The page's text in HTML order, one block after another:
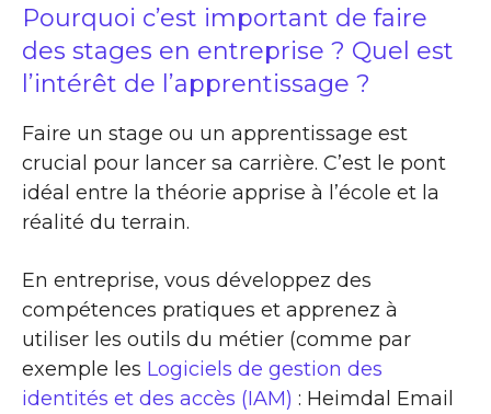
Pourquoi c’est important de faire
des stages en entreprise ? Quel est
l’intérêt de l’apprentissage ?
Faire un stage ou un apprentissage est
crucial pour lancer sa carrière. C’est le pont
idéal entre la théorie apprise à l’école et la
réalité du terrain.
En entreprise, vous développez des
compétences pratiques et apprenez à
utiliser les outils du métier (comme par
exemple les Logiciels de gestion des
identités et des accès (IAM) : Heimdal Email